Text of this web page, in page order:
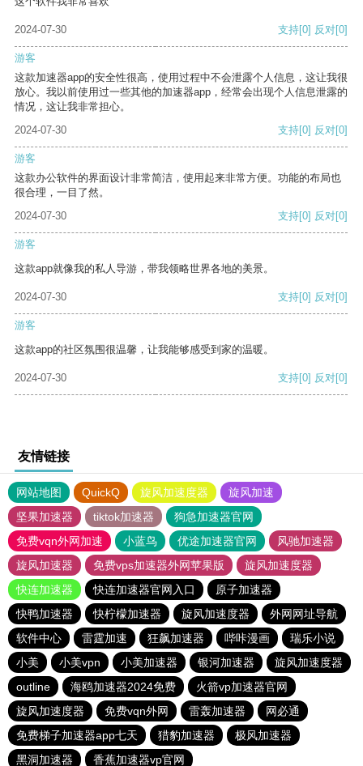
2024-07-30 支持[0] 反对[0]
游客
这款加速器app的安全性很高，使用过程中不会泄露个人信息，这让我很
放心。我以前使用过一些其他的加速器app，经常会出现个人信息泄露的
情况，这让我非常担心。
2024-07-30
支持[0] 反对[0]
游客
这款办公软件的界面设计非常简洁，使用起来非常方便。功能的布局也
很合理，一目了然。
2024-07-30
支持[0] 反对[0]
游客
这款app就像我的私人导游，带我领略世界各地的美景。
2024-07-30 支持[0] 反对[0]
游客
这款app的社区氛围很温馨，让我能够感受到家的温暖。
2024-07-30 支持[0] 反对[0]
友情链接
网站地图 QuickQ 旋风加速度器
旋风加速
坚果加速器
tiktok加速器
狗急加速器官网
免费vqn外网加速
小蓝鸟 优途加速器官网
风驰加速器
旋风加速器
免费vps加速器外网苹果版
旋风加速度器
快连加速器
快连加速器官网入口
原子加速器
快鸭加速器
快柠檬加速器 旋风加速度器
外网网址导航
软件中心
雷霆加速 狂飙加速器 哔咔漫画
瑞乐小说
小美
小美vpn 小美加速器 银河加速器
旋风加速度器
outline
海鸥加速器2024免费
火箭vp加速器官网
旋风加速度器
免费vqn外网 雷轰加速器
网必通
免费梯子加速器app七天
猎豹加速器
极风加速器
黑洞加速器
香蕉加速器vp官网